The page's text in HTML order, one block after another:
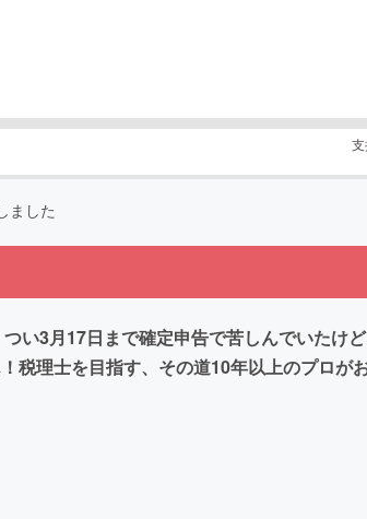
ました
い3月17日まで確定申告で苦しんでいたけ
税理士を目指す、その道10年以上のプロが